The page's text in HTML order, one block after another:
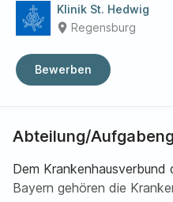
Klinik St. Hedwig
place Regensburg
Bewerben
Abteilung/
Dem Krankenhausverbund
Bayern gehören die